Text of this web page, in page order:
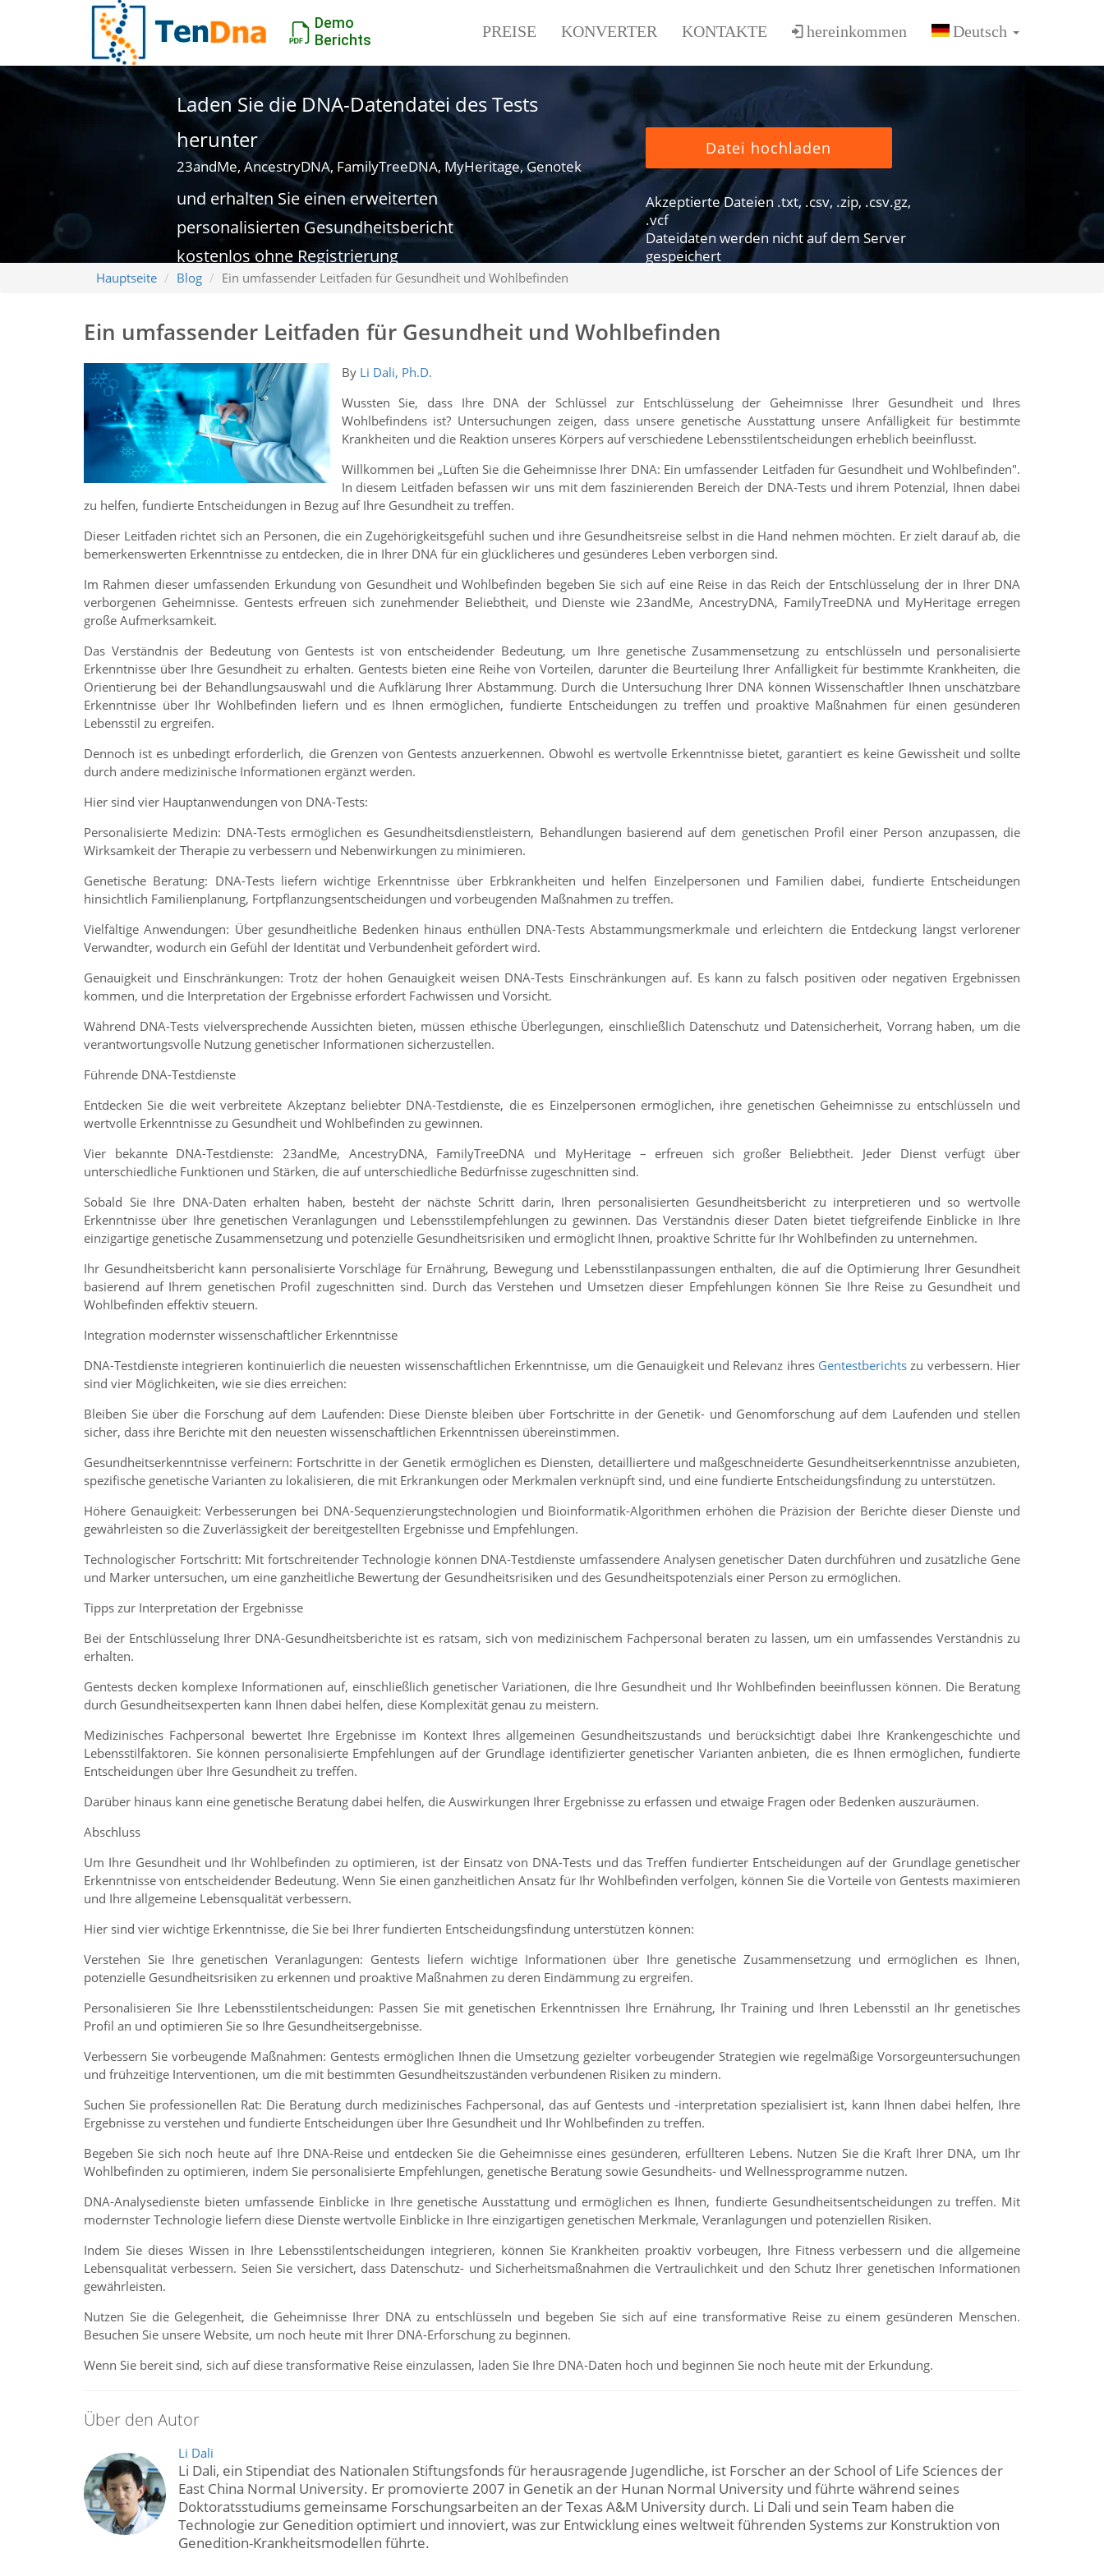
Demo
Berichts
PREISE KONVERTER KONTAKTE hereinkommen
Laden Sie die DNA-Datendatei des Tests
herunter
23andMe, AncestryDNA, FamilyTreeDNA, MyHeritage, Genotek
und erhalten Sie einen erweiterten
personalisierten Gesundheitsbericht
kostenlos ohne Registrierung
Datei hochladen
Akzeptierte Dateien .txt, .csv, .zip, .csv.gz,
.vcf
Dateidaten werden nicht auf dem Server
gespeichert
Hauptseite Blog Ein umfassender Leitfaden für Gesundheit und Wohlbefinden
Ein umfassender Leitfaden für Gesundheit und Wohlbefinden
By Li Dali, Ph.D.
Wussten Sie, dass Ihre DNA der Schlüssel zur Entschlüsselung der Geheimnisse Ihrer Gesundheit und Ihres
Wohlbefindens ist? Untersuchungen zeigen, dass unsere genetische Ausstattung unsere Anfälligkeit für bestimmte
Krankheiten und die Reaktion unseres Körpers auf verschiedene Lebensstilentscheidungen erheblich beeinflusst.
Willkommen bei „Lüften Sie die Geheimnisse Ihrer DNA: Ein umfassender Leitfaden für Gesundheit und Wohlbefinden".
In diesem Leitfaden befassen wir uns mit dem faszinierenden Bereich der DNA-Tests und ihrem Potenzial, Ihnen dabei
zu helfen, fundierte Entscheidungen in Bezug auf Ihre Gesundheit zu treffen.
Dieser Leitfaden richtet sich an Personen, die ein Zugehörigkeitsgefühl suchen und ihre Gesundheitsreise selbst in die Hand nehmen möchten. Er zielt darauf ab, die
bemerkenswerten Erkenntnisse zu entdecken, die in Ihrer DNA für ein glücklicheres und gesünderes Leben verborgen sind.
Im Rahmen dieser umfassenden Erkundung von Gesundheit und Wohlbefinden begeben Sie sich auf eine Reise in das Reich der Entschlüsselung der in Ihrer DNA
verborgenen Geheimnisse. Gentests erfreuen sich zunehmender Beliebtheit, und Dienste wie 23andMe, AncestryDNA, FamilyTreeDNA und MyHeritage erregen
große Aufmerksamkeit.
Das Verständnis der Bedeutung von Gentests ist von entscheidender Bedeutung, um Ihre genetische Zusammensetzung zu entschlüsseln und personalisierte
Erkenntnisse über Ihre Gesundheit zu erhalten. Gentests bieten eine Reihe von Vorteilen, darunter die Beurteilung Ihrer Anfälligkeit für bestimmte Krankheiten, die
Orientierung bei der Behandlungsauswahl und die Aufklärung Ihrer Abstammung. Durch die Untersuchung Ihrer DNA können Wissenschaftler Ihnen unschätzbare
Erkenntnisse über Ihr Wohlbefinden liefern und es Ihnen ermöglichen, fundierte Entscheidungen zu treffen und proaktive Maßnahmen für einen gesünderen
Lebensstil zu ergreifen.
Dennoch ist es unbedingt erforderlich, die Grenzen von Gentests anzuerkennen. Obwohl es wertvolle Erkenntnisse bietet, garantiert es keine Gewissheit und sollte
durch andere medizinische Informationen ergänzt werden.
Hier sind vier Hauptanwendungen von DNA-Tests:
Personalisierte Medizin: DNA-Tests ermöglichen es Gesundheitsdienstleistern, Behandlungen basierend auf dem genetischen Profil einer Person anzupassen, die
Wirksamkeit der Therapie zu verbessern und Nebenwirkungen zu minimieren.
Genetische Beratung: DNA-Tests liefern wichtige Erkenntnisse über Erbkrankheiten und helfen Einzelpersonen und Familien dabei, fundierte Entscheidungen
hinsichtlich Familienplanung, Fortpflanzungsentscheidungen und vorbeugenden Maßnahmen zu treffen.
Vielfältige Anwendungen: Über gesundheitliche Bedenken hinaus enthüllen DNA-Tests Abstammungsmerkmale und erleichtern die Entdeckung längst verlorener
Verwandter, wodurch ein Gefühl der Identität und Verbundenheit gefördert wird.
Genauigkeit und Einschränkungen: Trotz der hohen Genauigkeit weisen DNA-Tests Einschränkungen auf. Es kann zu falsch positiven oder negativen Ergebnissen
kommen, und die Interpretation der Ergebnisse erfordert Fachwissen und Vorsicht.
Während DNA-Tests vielversprechende Aussichten bieten, müssen ethische Überlegungen, einschließlich Datenschutz und Datensicherheit, Vorrang haben, um die
verantwortungsvolle Nutzung genetischer Informationen sicherzustellen.
Führende DNA-Testdienste
Entdecken Sie die weit verbreitete Akzeptanz beliebter DNA-Testdienste, die es Einzelpersonen ermöglichen, ihre genetischen Geheimnisse zu entschlüsseln und
wertvolle Erkenntnisse zu Gesundheit und Wohlbefinden zu gewinnen.
Vier bekannte DNA-Testdienste: 23andMe, AncestryDNA, FamilyTreeDNA und MyHeritage – erfreuen sich großer Beliebtheit. Jeder Dienst verfügt über
unterschiedliche Funktionen und Stärken, die auf unterschiedliche Bedürfnisse zugeschnitten sind.
Sobald Sie Ihre DNA-Daten erhalten haben, besteht der nächste Schritt darin, Ihren personalisierten Gesundheitsbericht zu interpretieren und so wertvolle
Erkenntnisse über Ihre genetischen Veranlagungen und Lebensstilempfehlungen zu gewinnen. Das Verständnis dieser Daten bietet tiefgreifende Einblicke in Ihre
einzigartige genetische Zusammensetzung und potenzielle Gesundheitsrisiken und ermöglicht Ihnen, proaktive Schritte für Ihr Wohlbefinden zu unternehmen.
Ihr Gesundheitsbericht kann personalisierte Vorschläge für Ernährung, Bewegung und Lebensstilanpassungen enthalten, die auf die Optimierung Ihrer Gesundheit
basierend auf Ihrem genetischen Profil zugeschnitten sind. Durch das Verstehen und Umsetzen dieser Empfehlungen können Sie Ihre Reise zu Gesundheit und
Wohlbefinden effektiv steuern.
Integration modernster wissenschaftlicher Erkenntnisse
DNA-Testdienste integrieren kontinuierlich die neuesten wissenschaftlichen Erkenntnisse, um die Genauigkeit und Relevanz ihres Gentestberichts zu verbessern. Hier
sind vier Möglichkeiten, wie sie dies erreichen:
Bleiben Sie über die Forschung auf dem Laufenden: Diese Dienste bleiben über Fortschritte in der Genetik- und Genomforschung auf dem Laufenden und stellen
sicher, dass ihre Berichte mit den neuesten wissenschaftlichen Erkenntnissen übereinstimmen.
Gesundheitserkenntnisse verfeinern: Fortschritte in der Genetik ermöglichen es Diensten, detailliertere und maßgeschneiderte Gesundheitserkenntnisse anzubieten,
spezifische genetische Varianten zu lokalisieren, die mit Erkrankungen oder Merkmalen verknüpft sind, und eine fundierte Entscheidungsfindung zu unterstützen.
Höhere Genauigkeit: Verbesserungen bei DNA-Sequenzierungstechnologien und Bioinformatik-Algorithmen erhöhen die Präzision der Berichte dieser Dienste und
gewährleisten so die Zuverlässigkeit der bereitgestellten Ergebnisse und Empfehlungen.
Technologischer Fortschritt: Mit fortschreitender Technologie können DNA-Testdienste umfassendere Analysen genetischer Daten durchführen und zusätzliche Gene
und Marker untersuchen, um eine ganzheitliche Bewertung der Gesundheitsrisiken und des Gesundheitspotenzials einer Person zu ermöglichen.
Tipps zur Interpretation der Ergebnisse
Bei der Entschlüsselung Ihrer DNA-Gesundheitsberichte ist es ratsam, sich von medizinischem Fachpersonal beraten zu lassen, um ein umfassendes Verständnis zu
erhalten.
Gentests decken komplexe Informationen auf, einschließlich genetischer Variationen, die Ihre Gesundheit und Ihr Wohlbefinden beeinflussen können. Die Beratung
durch Gesundheitsexperten kann Ihnen dabei helfen, diese Komplexität genau zu meistern.
Medizinisches Fachpersonal bewertet Ihre Ergebnisse im Kontext Ihres allgemeinen Gesundheitszustands und berücksichtigt dabei Ihre Krankengeschichte und
Lebensstilfaktoren. Sie können personalisierte Empfehlungen auf der Grundlage identifizierter genetischer Varianten anbieten, die es Ihnen ermöglichen, fundierte
Entscheidungen über Ihre Gesundheit zu treffen.
Darüber hinaus kann eine genetische Beratung dabei helfen, die Auswirkungen Ihrer Ergebnisse zu erfassen und etwaige Fragen oder Bedenken auszuräumen.
Abschluss
Um Ihre Gesundheit und Ihr Wohlbefinden zu optimieren, ist der Einsatz von DNA-Tests und das Treffen fundierter Entscheidungen auf der Grundlage genetischer
Erkenntnisse von entscheidender Bedeutung. Wenn Sie einen ganzheitlichen Ansatz für Ihr Wohlbefinden verfolgen, können Sie die Vorteile von Gentests maximieren
und Ihre allgemeine Lebensqualität verbessern.
Hier sind vier wichtige Erkenntnisse, die Sie bei Ihrer fundierten Entscheidungsfindung unterstützen können:
Verstehen Sie Ihre genetischen Veranlagungen: Gentests liefern wichtige Informationen über Ihre genetische Zusammensetzung und ermöglichen es Ihnen,
potenzielle Gesundheitsrisiken zu erkennen und proaktive Maßnahmen zu deren Eindämmung zu ergreifen.
Personalisieren Sie Ihre Lebensstilentscheidungen: Passen Sie mit genetischen Erkenntnissen Ihre Ernährung, Ihr Training und Ihren Lebensstil an Ihr genetisches
Profil an und optimieren Sie so Ihre Gesundheitsergebnisse.
Verbessern Sie vorbeugende Maßnahmen: Gentests ermöglichen Ihnen die Umsetzung gezielter vorbeugender Strategien wie regelmäßige Vorsorgeuntersuchungen
und frühzeitige Interventionen, um die mit bestimmten Gesundheitszuständen verbundenen Risiken zu mindern.
Suchen Sie professionellen Rat: Die Beratung durch medizinisches Fachpersonal, das auf Gentests und -interpretation spezialisiert ist, kann Ihnen dabei helfen, Ihre
Ergebnisse zu verstehen und fundierte Entscheidungen über Ihre Gesundheit und Ihr Wohlbefinden zu treffen.
Begeben Sie sich noch heute auf Ihre DNA-Reise und entdecken Sie die Geheimnisse eines gesünderen, erfüllteren Lebens. Nutzen Sie die Kraft Ihrer DNA, um Ihr
Wohlbefinden zu optimieren, indem Sie personalisierte Empfehlungen, genetische Beratung sowie Gesundheits- und Wellnessprogramme nutzen.
DNA-Analysedienste bieten umfassende Einblicke in Ihre genetische Ausstattung und ermöglichen es Ihnen, fundierte Gesundheitsentscheidungen zu treffen. Mit
modernster Technologie liefern diese Dienste wertvolle Einblicke in Ihre einzigartigen genetischen Merkmale, Veranlagungen und potenziellen Risiken.
Indem Sie dieses Wissen in Ihre Lebensstilentscheidungen integrieren, können Sie Krankheiten proaktiv vorbeugen, Ihre Fitness verbessern und die allgemeine
Lebensqualität verbessern. Seien Sie versichert, dass Datenschutz- und Sicherheitsmaßnahmen die Vertraulichkeit und den Schutz Ihrer genetischen Informationen
gewährleisten.
Nutzen Sie die Gelegenheit, die Geheimnisse Ihrer DNA zu entschlüsseln und begeben Sie sich auf eine transformative Reise zu einem gesünderen Menschen.
Besuchen Sie unsere Website, um noch heute mit Ihrer DNA-Erforschung zu beginnen.
Wenn Sie bereit sind, sich auf diese transformative Reise einzulassen, laden Sie Ihre DNA-Daten hoch und beginnen Sie noch heute mit der Erkundung.
Über den Autor
Li Dali
Li Dali, ein Stipendiat des Nationalen Stiftungsfonds für herausragende Jugendliche, ist Forscher an der School of Life Sciences der
East China Normal University. Er promovierte 2007 in Genetik an der Hunan Normal University und führte während seines
Doktoratsstudiums gemeinsame Forschungsarbeiten an der Texas A&M University durch. Li Dali und sein Team haben die
Technologie zur Genedition optimiert und innoviert, was zur Entwicklung eines weltweit führenden Systems zur Konstruktion von
Genedition-Krankheitsmodellen führte.